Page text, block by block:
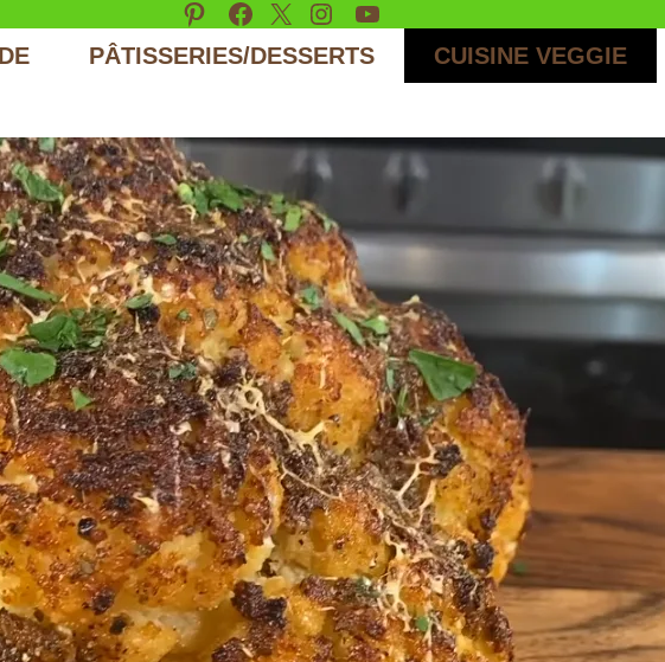
Pinterest
Facebook
X Instagram
YouTube
PÂTISSERIES/DESSERTS CUISINE VEGGIE